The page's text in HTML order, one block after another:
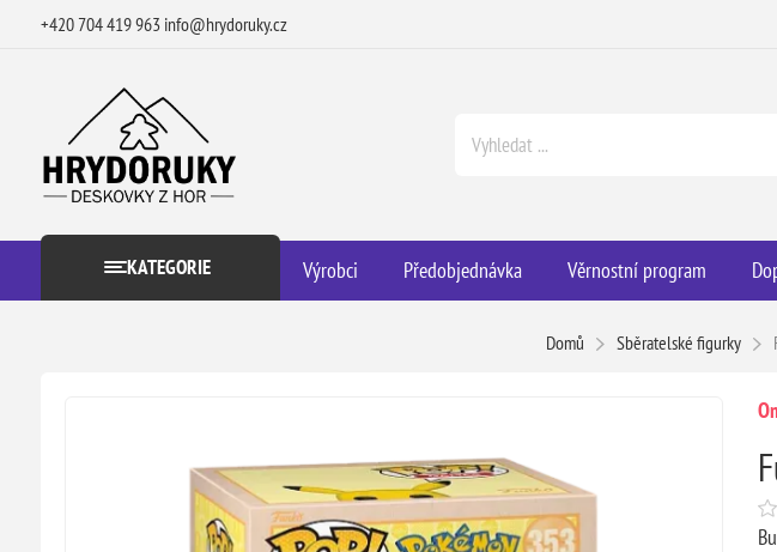
+420 704 419 963 info@hrydoruky.cz
KATEGORIE Výrobci Předobjednávka Věrnostní program
Domů Sběratelské figurky